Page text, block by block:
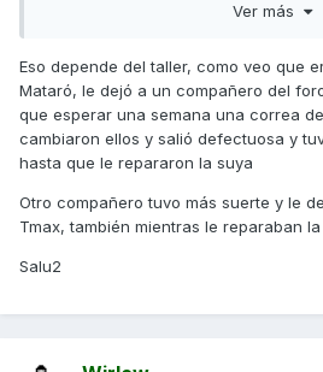
Ver más
Eso depende del taller, como veo que
Mataró, le dejó a un compañero del
que esperar una semana una correa
cambiaron ellos y salió defectuosa y
hasta que le repararon la suya
Otro compañero tuvo más suerte y le
Tmax, también mientras le reparaban la
Salu2